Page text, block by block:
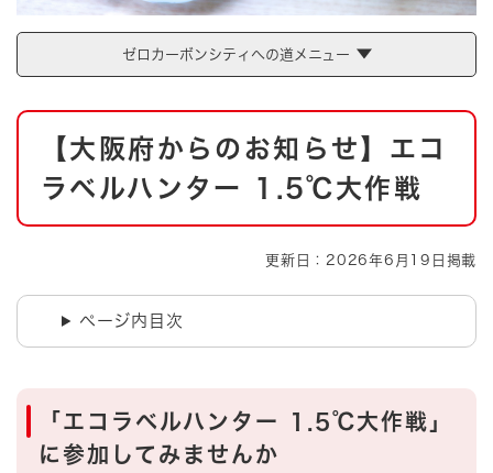
とじる
ゼロカーボンシティへの道メニュー
本
【大阪府からのお知らせ】エコ
ラベルハンター 1.5℃大作戦
更新日：2026年6月19日掲載
ページ内目次
「エコラベルハンター 1.5℃大作戦」
に参加してみませんか